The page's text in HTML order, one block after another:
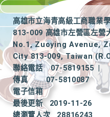
高雄市立海青高級工商職業
813-009 高雄市左營區左營
No.1, Zuoying Avenue,
City 813-009, Taiwan
聯絡電話
07-5819155
|
傳真
07-5810087
電子信箱
最後更新
2019-11-26
總瀏覽人次
28816243